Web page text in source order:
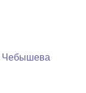
Чебышева